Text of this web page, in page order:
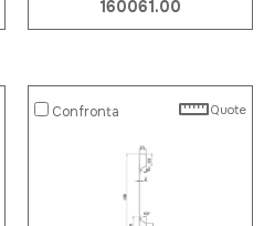
160061.00
Confronta Quote